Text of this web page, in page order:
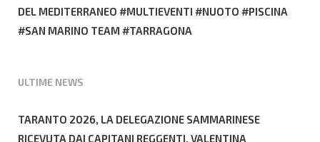
DEL MEDITERRANEO
MULTIEVENTI NUOTO
PISCINA
SAN MARINO TEAM
TARRAGONA
ULTIME NEWS
TARANTO 2026, LA DELEGAZIONE SAMMARINESE
RICEVUTA DAI CAPITANI REGGENTI. VALENTINA